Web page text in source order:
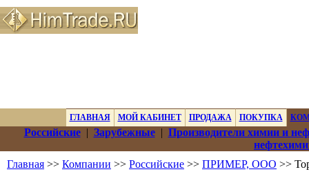
ГЛАВНАЯ МОЙ КАБИНЕТ ПРОДАЖА ПОКУПКА
Российские| Зарубежные| Производители химии и
Главная >> Компании >> Российские >> ПРИМЕР, ООО >>